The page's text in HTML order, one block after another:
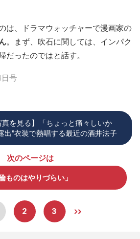
は、ドラマウォッチャーで漫画家の
。まず、吹石に関しては、インパク
だったのではと話す。
号
真を見る】「ちょっと痛々しいか
出”衣装で熱唱する最近の酒井法子
次のページは
ものはやりづらい」
2 3